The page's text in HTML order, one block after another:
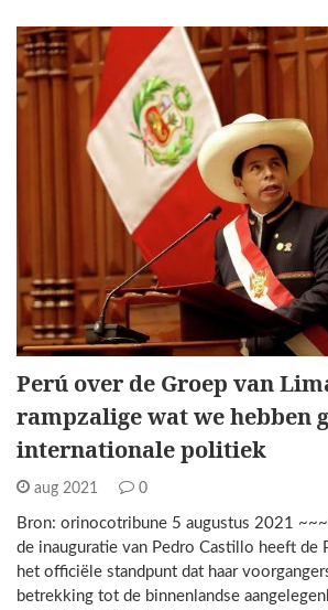
Perú over de Groep van
rampzalige wat we hebben
internationale politiek
aug 2021 0
Bron: orinocotribune 5 augustus 2021 ~~~
de inauguratie van Pedro Castillo heeft de
het officiële standpunt dat haar
betrekking tot de binnenlandse